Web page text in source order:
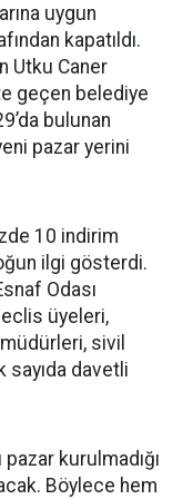
uygun
kapatıldı.
Utku Caner
geçen belediye
bulunan
pazar yerini
10 indirim
ilgi gösterdi.
Odası
üyeleri,
sivil
davetli
kurulmadığı
Böylece hem